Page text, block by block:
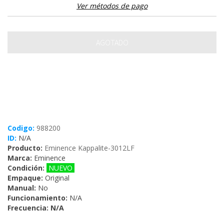
Ver métodos de pago
Codigo: 988200
ID: N/A
Producto: Eminence Kappalite-3012LF
Marca: Eminence
Condición: NUEVO
Empaque: Original
Manual: No
Funcionamiento: N/A
Frecuencia: N/A